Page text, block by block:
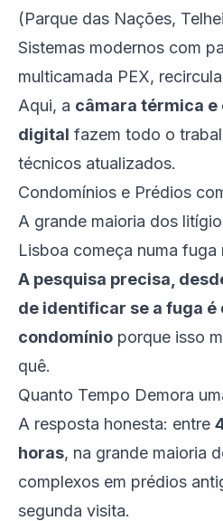
(Parque das Nações,
Sistemas modernos com
multicamada PEX,
Aqui, a câmara térmica e
digital fazem todo o
técnicos atualizados.
Condomínios e Prédios
A grande maioria dos
Lisboa começa numa fuga
A pesquisa precisa,
de identificar se a fuga é
condomínio porque isso
quê.
Quanto Tempo Demora
A resposta honesta: entre
horas, na grande maioria
complexos em prédios
segunda visita.